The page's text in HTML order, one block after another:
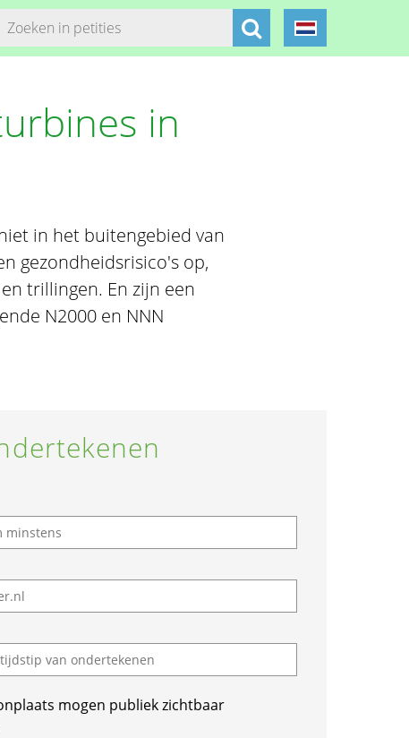
in
in het buitengebied van
gezondheidsrisico's op,
trillingen. En zijn een
N2000 en NNN
mogen publiek zichtbaar